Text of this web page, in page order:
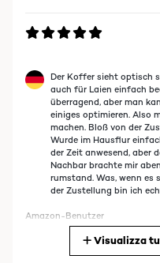
Der Koffer sieht optisch
auch für Laien einfach
überragend, aber man
einiges optimieren. Also
machen. Bloß von der
Wurde im Hausflur
der Zeit anwesend, aber
Nachbar brachte mir
rumstand. Was, wenn es
der Zustellung bin ich
Amazon-Benutzer
Visualizza